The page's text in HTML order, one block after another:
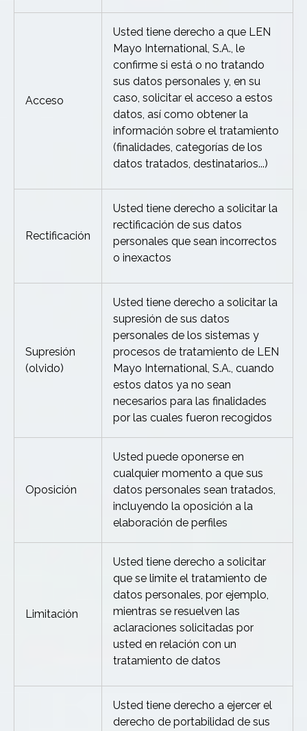
Acceso
Usted tiene derecho a que LEN
Mayo International, S.A., le
confirme si está o no tratando
sus datos personales y, en su
caso, solicitar el acceso a estos
datos, así como obtener la
información sobre el tratamiento
(finalidades, categorías de los
datos tratados, destinatarios...)
Rectificación
Usted tiene derecho a solicitar la
rectificación de sus datos
personales que sean incorrectos
o inexactos
Supresión
(olvido)
Usted tiene derecho a solicitar la
supresión de sus datos
personales de los sistemas y
procesos de tratamiento de LEN
Mayo International, S.A., cuando
estos datos ya no sean
necesarios para las finalidades
por las cuales fueron recogidos
Oposición
Usted puede oponerse en
cualquier momento a que sus
datos personales sean tratados,
incluyendo la oposición a la
elaboración de perfiles
Limitación
Usted tiene derecho a solicitar
que se limite el tratamiento de
datos personales, por ejemplo,
mientras se resuelven las
aclaraciones solicitadas por
usted en relación con un
tratamiento de datos
Usted tiene derecho a ejercer el
derecho de portabilidad de sus